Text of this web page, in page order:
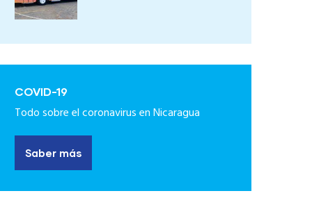
COVID-19
Todo sobre el coronavirus en Nicaragua
Saber más